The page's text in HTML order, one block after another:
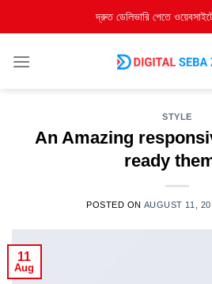
দ্রুত ডেলিভারি পেতে
STYLE
An Amazing
ready
POSTED ON AUGUST 11,
11
Aug